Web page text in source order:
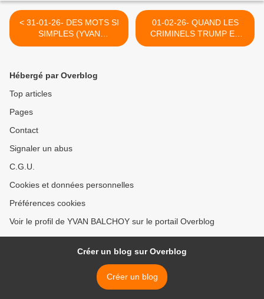
< 31-01-26- DES MOTS SI
SIMPLES (YVAN
BALCHOY)
01-02-26- QUAND LES
CRIMINELS TRUMP ET
POMPEO BOURREAUX DU
Hébergé par Overblog
Top articles
Pages
Contact
Signaler un abus
C.G.U.
Cookies et données personnelles
Préférences cookies
Voir le profil de YVAN BALCHOY sur le portail Overblog
Créer un blog sur Overblog
Créer un blog